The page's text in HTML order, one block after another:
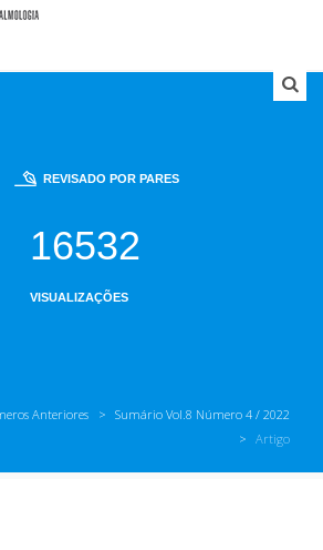
REVISADO POR PARES
16532
VISUALIZAÇÕES
Anteriores
Sumário Vol.8 Número 4 / 2022
Artigo